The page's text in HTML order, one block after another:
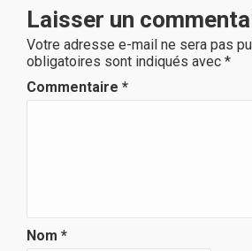
Laisser un
Votre adresse e-mail ne sera pas
obligatoires sont indiqués avec *
Commentaire *
Nom *